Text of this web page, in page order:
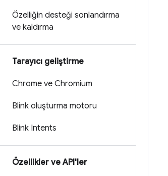
Özelliğin desteği sonlandırma
ve kaldırma
Tarayıcı geliştirme
Chrome ve Chromium
Blink oluşturma motoru
Blink Intents
Özellikler ve API'ler